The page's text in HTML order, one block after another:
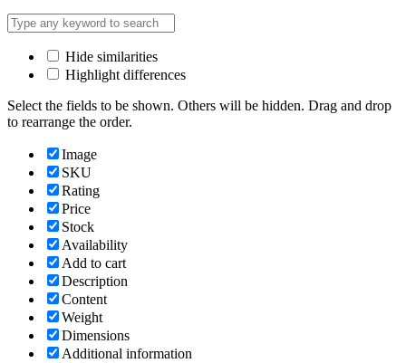
Hide similarities
Highlight differences
Select the fields to be shown. Others will be hidden. Drag and drop
to rearrange the order.
Image
SKU
Rating
Price
Stock
Availability
Add to cart
Description
Content
Weight
Dimensions
Additional information